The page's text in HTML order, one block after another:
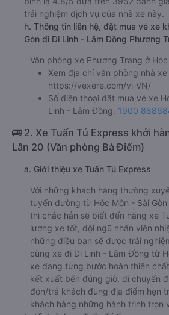
trải nghiệm dịch vụ của nhà xe này.
h. Thông tin liên hệ, đặt mua vé xe
Gòn đi Di Linh - Lâm Đồng Phương
Văn phòng xe Phương Trang ở
Xem địa chỉ văn phòng nhà
https://vexere.com/vi-VN/
Số điện thoại đặt mua vé xe
Linh - Lâm Đồng: 1900
🚌 2. Xe Tuấn Tú Express khởi
Lân 20 (Văn phòng Bà Điểm)
a. Giới thiệu xe Tuấn Tú Express
Với những khách hàng thường
tuyến đường từ Hóc Môn - Sài
thì chắc hẳn sẽ biết đến hãng xe
lượng xe tốt, đội ngũ nhân viên
những điều bạn sẽ được trải
cùng xe đi Di Linh - Lâm Đồng từ
xe đang từng bước hoàn thiện
kết xuất bến đúng giờ, di chuyển
đón/trả khách đúng địa điểm hẹn
khách hàng những hành trình trọn